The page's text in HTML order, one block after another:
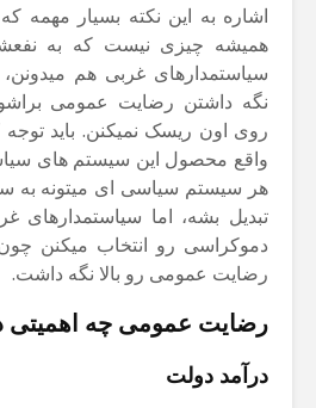
اشاره به این نکته بسیار مهمه
همیشه چیزی نیست که به
سیاستمدارهای غربی هم میدونن،
نگه داشتن رضایت عمومی
روی اون ریسک نمیکنن. باید
واقع محصول این سیستم های
هر سیستم سیاسی ای میتونه به
تبدیل بشه، اما سیاستمدارهای
دموکراسی رو انتخاب میکنن
رضایت عمومی رو بالا نگه داشت.
رضایت عمومی چه اهمیتی
درآمد دولت